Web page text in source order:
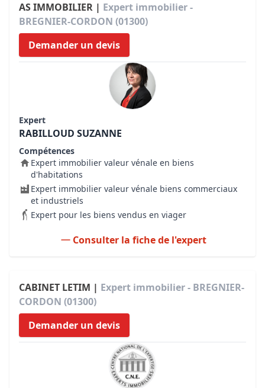
AS IMMOBILIER | Expert immobilier -
BREGNIER-CORDON (01300)
Demander un devis
Expert
RABILLOUD SUZANNE
Compétences
Expert immobilier valeur vénale en biens
d'habitations
Expert immobilier valeur vénale biens commerciaux
et industriels
Expert pour les biens vendus en viager
Consulter la fiche de l'expert
CABINET LETIM | Expert immobilier - BREGNIER-
CORDON (01300)
Demander un devis